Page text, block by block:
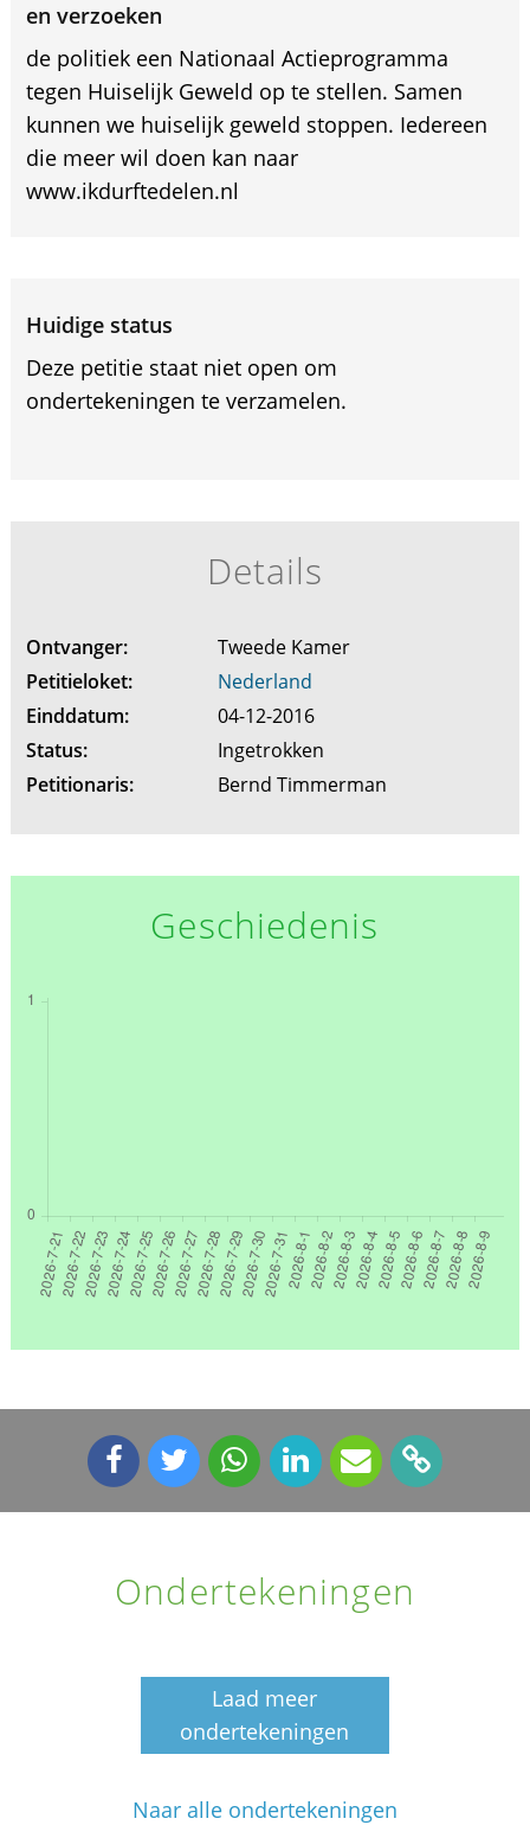
en verzoeken
de politiek een Nationaal Actieprogramma
tegen Huiselijk Geweld op te stellen. Samen
kunnen we huiselijk geweld stoppen. Iedereen
die meer wil doen kan naar
www.ikdurftedelen.nl
Huidige status
Deze petitie staat niet open om
ondertekeningen te verzamelen.
Details
Ontvanger:
Tweede Kamer
Petitieloket:
Nederland
Einddatum:
04-12-2016
Status:
Ingetrokken
Petitionaris:
Bernd Timmerman
Geschiedenis
Ondertekeningen
Laad meer
ondertekeningen
Naar alle ondertekeningen